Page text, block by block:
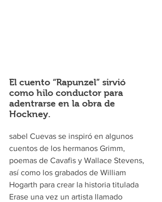
El cuento “Rapunzel” sirvió
como hilo conductor para
adentrarse en la obra de
Hockney.
sabel Cuevas se inspiró en algunos
cuentos de los hermanos Grimm,
poemas de Cavafis y Wallace Stevens,
así como los grabados de William
Hogarth para crear la historia titulada
Erase una vez un artista llamado